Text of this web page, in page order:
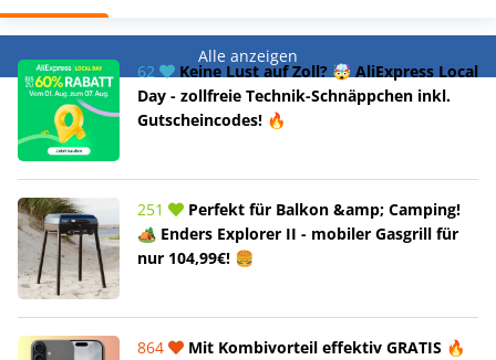
Alle anzeigen
62
Keine Lust auf Zoll? 🤯 AliExpress Local
Day - zollfreie Technik-Schnäppchen inkl.
Gutscheincodes! 🔥
251
Perfekt für Balkon &amp; Camping!
🏕️ Enders Explorer II - mobiler Gasgrill für
nur 104,99€! 🍔
864
Mit Kombivorteil effektiv GRATIS 🔥